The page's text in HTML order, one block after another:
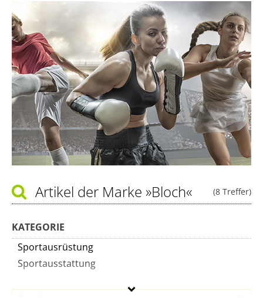
(8 Treffer)
Artikel der Marke »Bloch«
KATEGORIE
Sportausrüstung
Sportausstattung